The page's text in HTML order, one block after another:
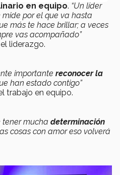
en equipo. “Un líder
mide por el que va hasta
más te hace brillar; a veces
vas acompañado”
liderazgo.
importante reconocer la
han estado contigo”
trabajo en equipo.
tener mucha determinación
cosas con amor eso volverá